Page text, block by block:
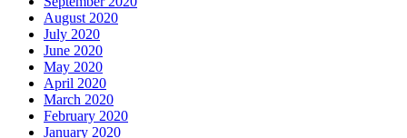
August 2020
July 2020
June 2020
May 2020
April 2020
March 2020
February 2020
January 2020